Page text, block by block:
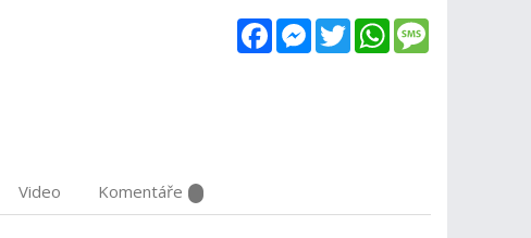
FacebookMessenger
TwitterWhatsApp
Video Komentáře